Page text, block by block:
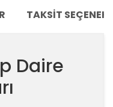
TAKSIT
Daire